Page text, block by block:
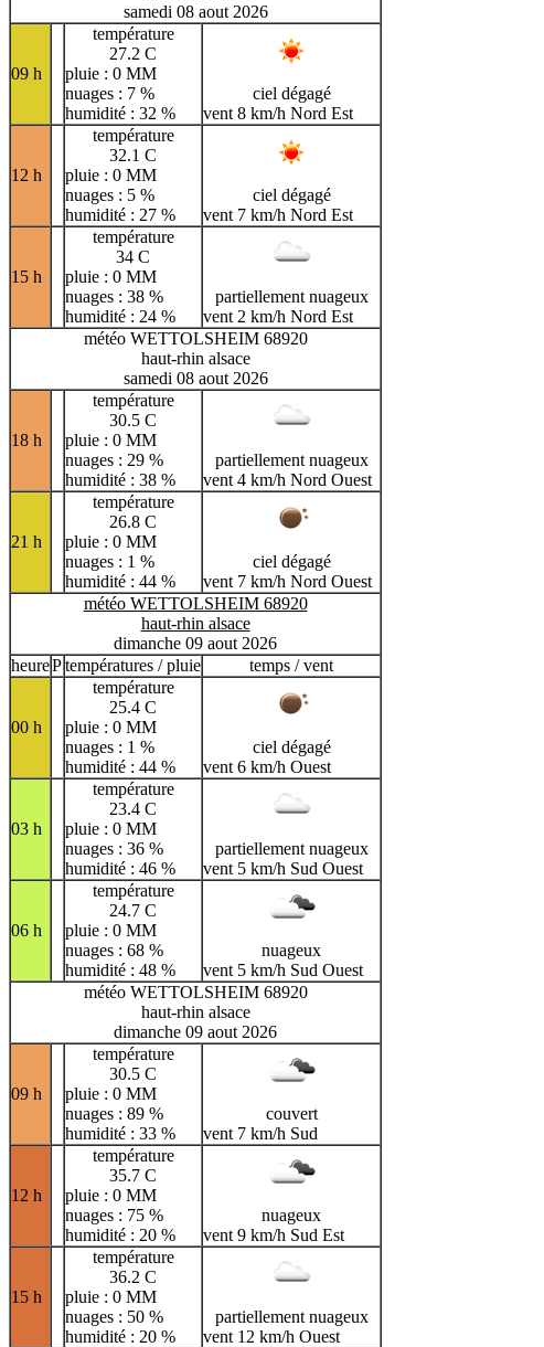
samedi 08 aout 2026
09 h
température
27.2 C
pluie : 0 MM
nuages : 7 %
humidité : 32 %
ciel dégagé
vent 8 km/h Nord Est
12 h
température
32.1 C
pluie : 0 MM
nuages : 5 %
humidité : 27 %
ciel dégagé
vent 7 km/h Nord Est
15 h
température
34 C
pluie : 0 MM
nuages : 38 %
humidité : 24 %
partiellement nuageux
vent 2 km/h Nord Est
météo WETTOLSHEIM 68920
haut-rhin alsace
samedi 08 aout 2026
18 h
température
30.5 C
pluie : 0 MM
nuages : 29 %
humidité : 38 %
partiellement nuageux
vent 4 km/h Nord Ouest
21 h
température
26.8 C
pluie : 0 MM
nuages : 1 %
humidité : 44 %
ciel dégagé
vent 7 km/h Nord Ouest
météo WETTOLSHEIM 68920
haut-rhin alsace
dimanche 09 aout 2026
heurePtempératures / pluie temps / vent
00 h
température
25.4 C
pluie : 0 MM
nuages : 1 %
humidité : 44 %
ciel dégagé
vent 6 km/h Ouest
03 h
température
23.4 C
pluie : 0 MM
nuages : 36 %
humidité : 46 %
partiellement nuageux
vent 5 km/h Sud Ouest
06 h
température
24.7 C
pluie : 0 MM
nuages : 68 %
humidité : 48 %
nuageux
vent 5 km/h Sud Ouest
météo WETTOLSHEIM 68920
haut-rhin alsace
dimanche 09 aout 2026
09 h
température
30.5 C
pluie : 0 MM
nuages : 89 %
humidité : 33 %
couvert
vent 7 km/h Sud
12 h
température
35.7 C
pluie : 0 MM
nuages : 75 %
humidité : 20 %
nuageux
vent 9 km/h Sud Est
15 h
température
36.2 C
pluie : 0 MM
nuages : 50 %
humidité : 20 %
partiellement nuageux
vent 12 km/h Ouest